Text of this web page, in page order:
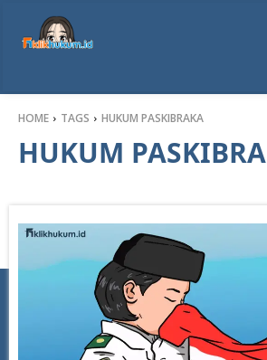
HOME TAGS HUKUM PASKIBRAKA
HUKUM